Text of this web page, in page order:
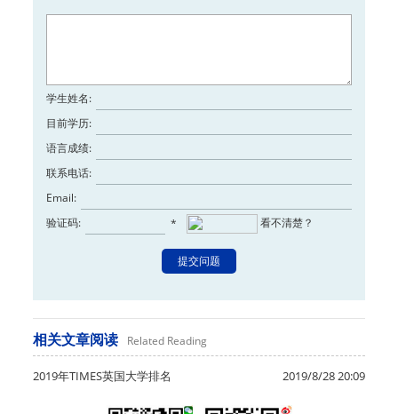
学生姓名:
目前学历:
语言成绩:
联系电话:
Email:
验证码:
看不清楚？
*
相关文章阅读 Related Reading
2019/8/28 20:09
2019年TIMES英国大学排名